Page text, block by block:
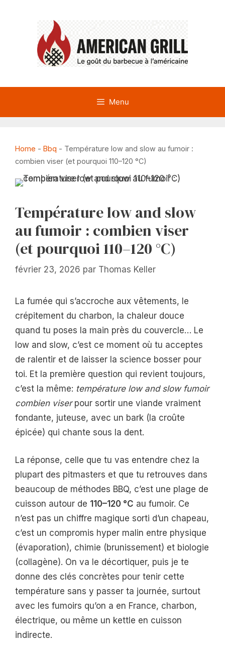
Menu
Home - Bbq - Température low and slow au fumoir :
combien viser (et pourquoi 110–120 °C)
Température low and slow
au fumoir : combien viser
(et pourquoi 110–120 °C)
février 23, 2026 par Thomas Keller
La fumée qui s’accroche aux vêtements, le
crépitement du charbon, la chaleur douce
quand tu poses la main près du couvercle… Le
low and slow, c’est ce moment où tu acceptes
de ralentir et de laisser la science bosser pour
toi. Et la première question qui revient toujours,
c’est la même: température low and slow fumoir
combien viserpour sortir une viande vraiment
fondante, juteuse, avec un bark (la croûte
épicée) qui chante sous la dent.
La réponse, celle que tu vas entendre chez la
plupart des pitmasters et que tu retrouves dans
beaucoup de méthodes BBQ, c’est une plage de
cuisson autour de 110–120 °C au fumoir. Ce
n’est pas un chiffre magique sorti d’un chapeau,
c’est un compromis hyper malin entre physique
(évaporation), chimie (brunissement) et biologie
(collagène). On va le décortiquer, puis je te
donne des clés concrètes pour tenir cette
température sans y passer ta journée, surtout
avec les fumoirs qu’on a en France, charbon,
électrique, ou même un kettle en cuisson
indirecte.